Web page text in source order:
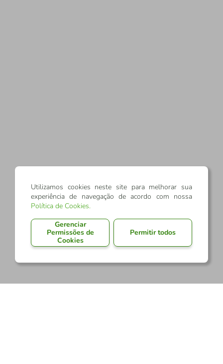
Utilizamos cookies neste site para melhorar sua
experiência de navegação de acordo com nossa
Política de Cookies.
Gerenciar
Permissões de
Cookies
Permitir todos